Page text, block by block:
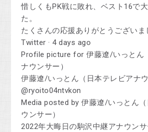
惜しくもPK戦に敗れ、ベスト16で
た。
たくさんの応援ありがとうございま
Twitter · 4 days ago
Profile picture for 伊藤遼/いっとん
ナウンサー）
伊藤遼/いっとん（日本テレビアナウ
@ryoito04ntvkon
Media posted by 伊藤遼/いっとん
ウンサー）
2022年大晦日の駒沢中継アナウンサ